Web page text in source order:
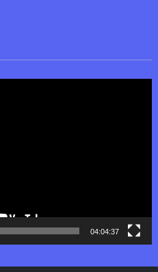
04:04:37